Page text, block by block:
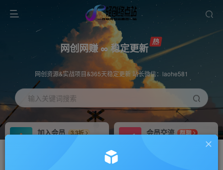
网创网赚 ∞ 稳定更新
网创资源&实战项目&365天稳定更新 站长微信：laohe581
输入关键词搜索
加入会员
3.3折
会员交流
群聊